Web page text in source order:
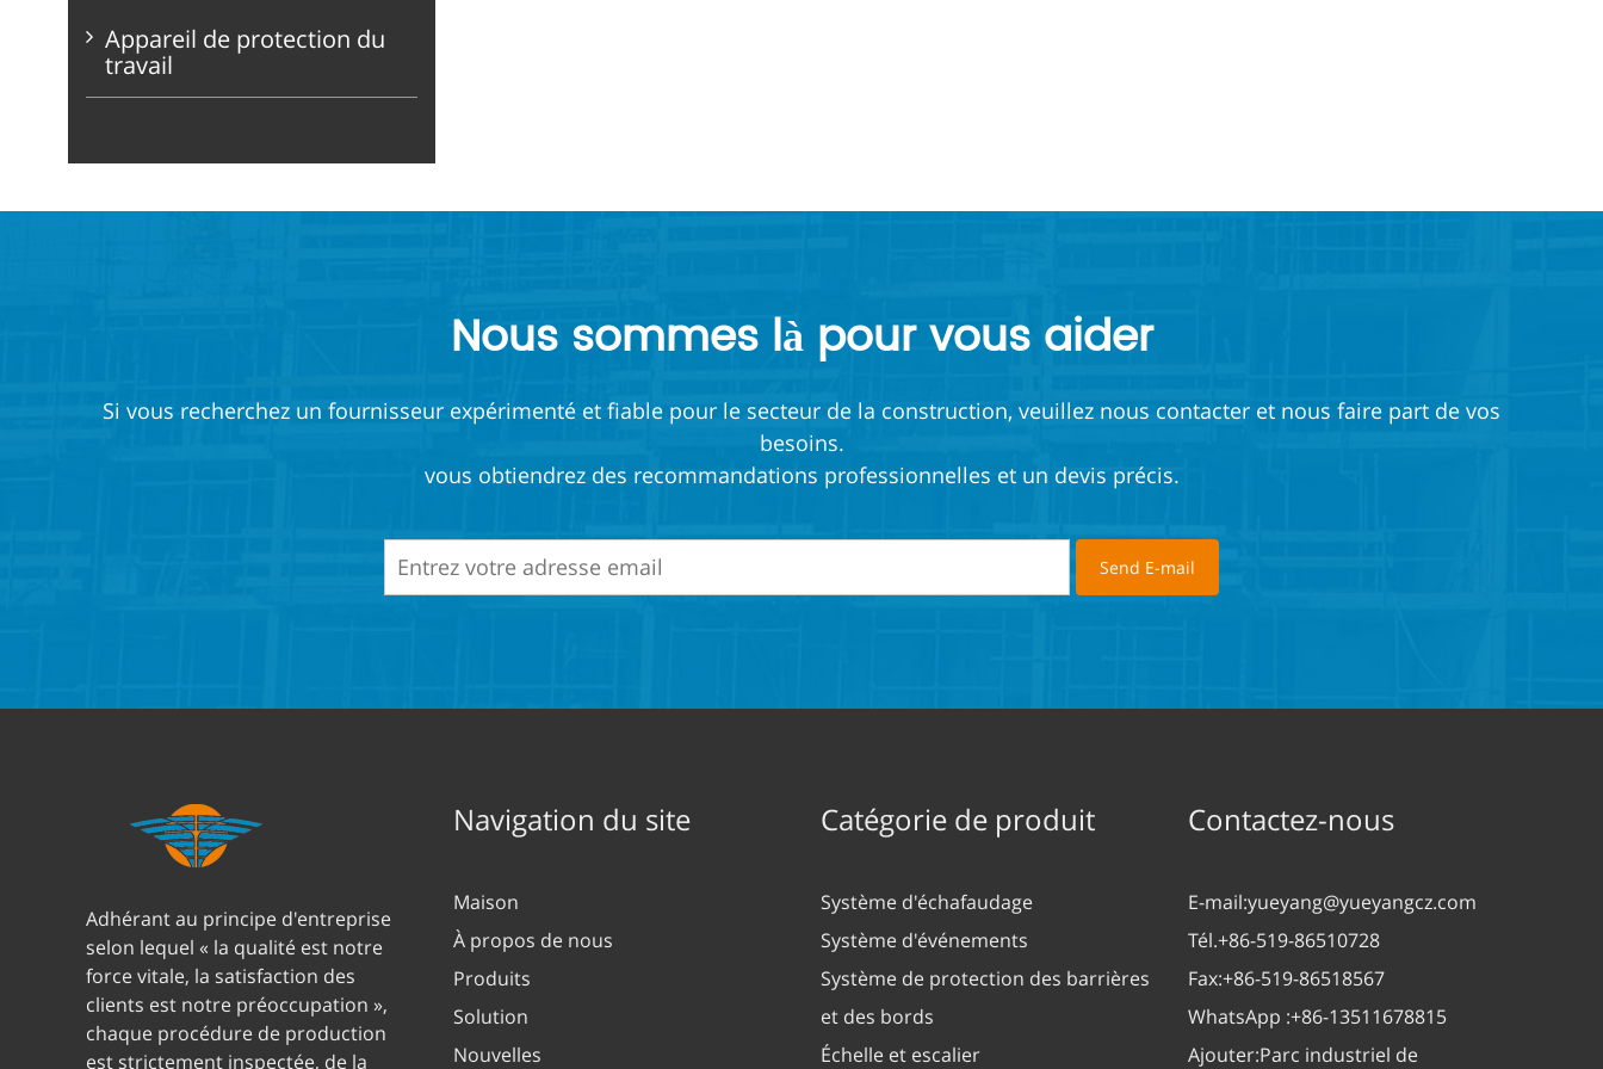
Appareil de protection du
travail
Nous sommes là pour vous aider
Si vous recherchez un fournisseur expérimenté et fiable pour le secteur de la construction, veuillez nous contacter et nous faire part de vos
besoins.
vous obtiendrez des recommandations professionnelles et un devis précis.
Adhérant au principe d'entreprise
selon lequel « la qualité est notre
force vitale, la satisfaction des
clients est notre préoccupation »,
chaque procédure de production
est strictement inspectée, de la
Navigation du site
Maison
À propos de nous
Produits
Solution
Nouvelles
Catégorie de produit
Système d'échafaudage
Système d'événements
Système de protection des barrières
et des bords
Échelle et escalier
Contactez-nous
E-mail:yueyang@yueyangcz.com
Tél.+86-519-86510728
Fax:+86-519-86518567
WhatsApp :+86-13511678815
Ajouter:Parc industriel de